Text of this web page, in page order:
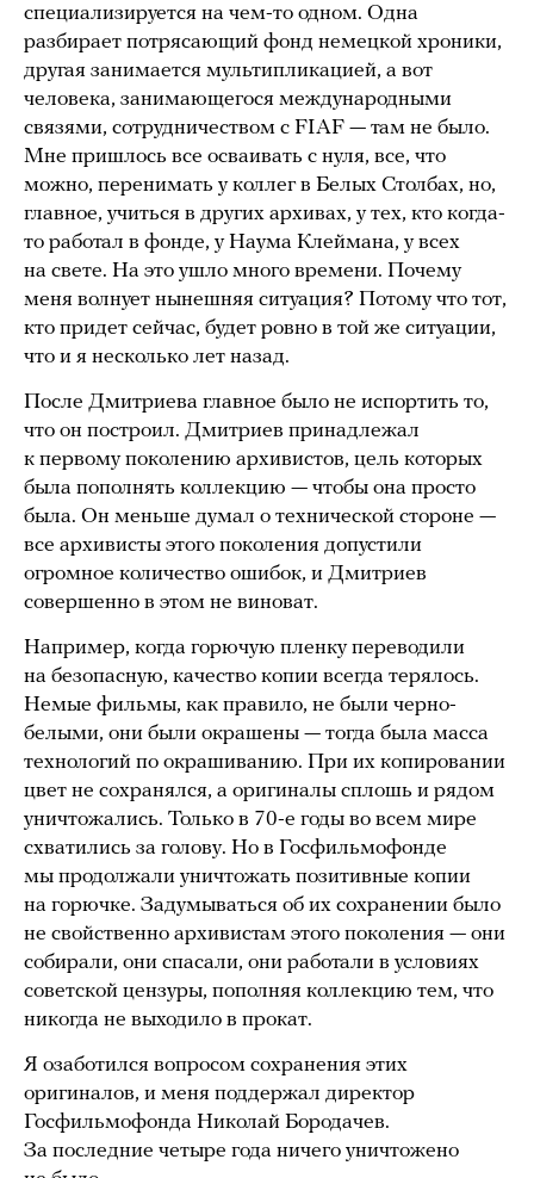
специализируется на чем-то одном. Одна
разбирает потрясающий фонд немецкой хроники,
другая занимается мультипликацией, а вот
человека, занимающегося международными
связями, сотрудничеством с FIAF — там не было.
Мне пришлось все осваивать с нуля, все, что
можно, перенимать у коллег в Белых Столбах, но,
главное, учиться в других архивах, у тех, кто когда-
то работал в фонде, у Наума Клеймана, у всех
на свете. На это ушло много времени. Почему
меня волнует нынешняя ситуация? Потому что тот,
кто придет сейчас, будет ровно в той же ситуации,
что и я несколько лет назад.
После Дмитриева главное было не испортить то,
что он построил. Дмитриев принадлежал
к первому поколению архивистов, цель которых
была пополнять коллекцию — чтобы она просто
была. Он меньше думал о технической стороне —
все архивисты этого поколения допустили
огромное количество ошибок, и Дмитриев
совершенно в этом не виноват.
Например, когда горючую пленку переводили
на безопасную, качество копии всегда терялось.
Немые фильмы, как правило, не были черно-
белыми, они были окрашены — тогда была масса
технологий по окрашиванию. При их копировании
цвет не сохранялся, а оригиналы сплошь и рядом
уничтожались. Только в 70-е годы во всем мире
схватились за голову. Но в Госфильмофонде
мы продолжали уничтожать позитивные копии
на горючке. Задумываться об их сохранении было
не свойственно архивистам этого поколения — они
собирали, они спасали, они работали в условиях
советской цензуры, пополняя коллекцию тем, что
никогда не выходило в прокат.
Я озаботился вопросом сохранения этих
оригиналов, и меня поддержал директор
Госфильмофонда Николай Бородачев.
За последние четыре года ничего уничтожено